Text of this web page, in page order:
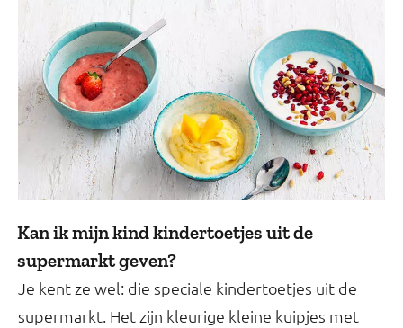
Kan ik mijn kind kindertoetjes uit de
supermarkt geven?
Je kent ze wel: die speciale kindertoetjes uit de
supermarkt. Het zijn kleurige kleine kuipjes met